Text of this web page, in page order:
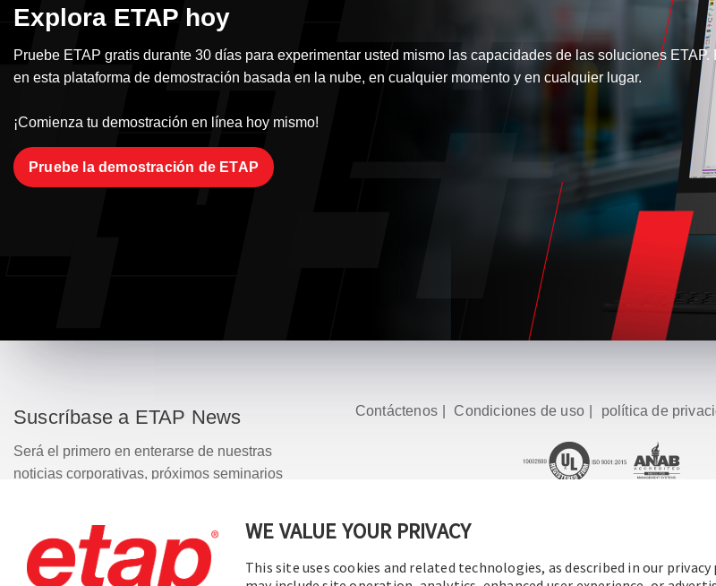
WE VALUE YOUR PRIVACY
This site uses cookies and related technologies, as described in our
Explora ETAP hoy
Pruebe ETAP gratis durante 30 días para experimentar usted mismo las capacidades de las soluciones
en esta plataforma de demostración basada en la nube, en cualquier momento y en cualquier lugar.
¡Comienza tu demostración en línea hoy mismo!
Pruebe la demostración de ETAP
Suscríbase a ETAP News
Será el primero en enterarse de nuestras
noticias corporativas, próximos seminarios
mucho más.
Contáctenos Condiciones de uso política de
© 2016-2026 Operation Technology, Inc.